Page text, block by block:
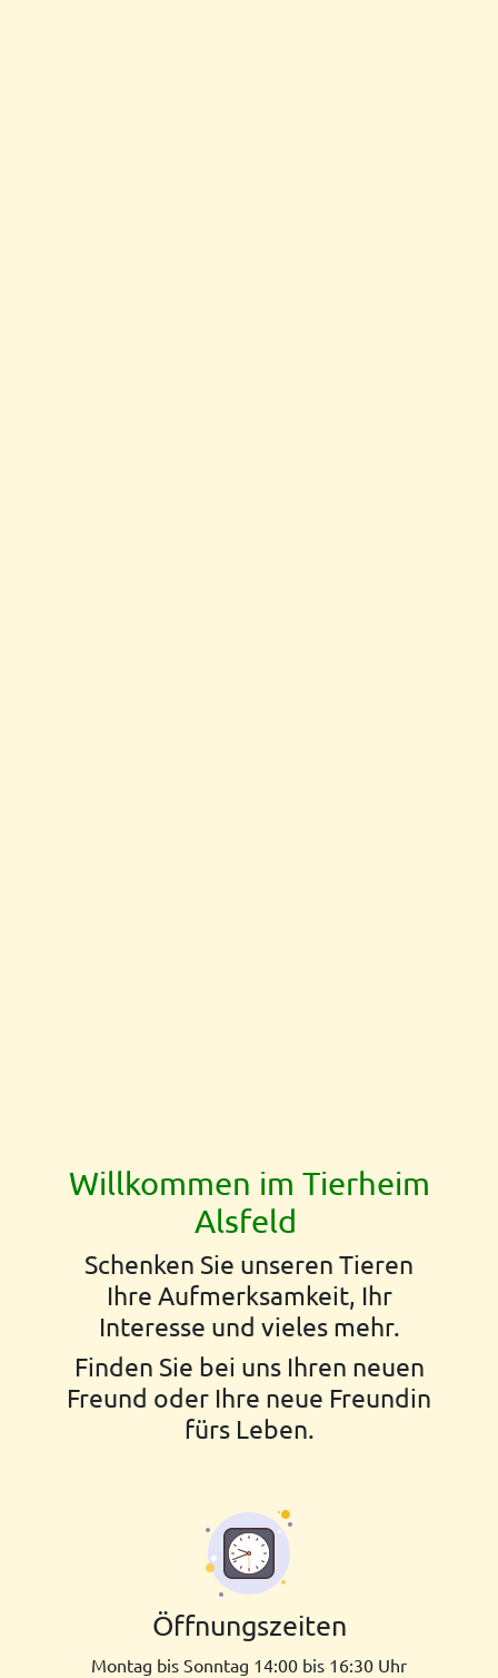
Willkommen im Tierheim
Alsfeld
Schenken Sie unseren Tieren
Ihre Aufmerksamkeit, Ihr
Interesse und vieles mehr.
Finden Sie bei uns Ihren neuen
Freund oder Ihre neue Freundin
fürs Leben.
Öffnungs­zeiten
Montag bis Sonntag 14:00 bis 16:30 Uhr